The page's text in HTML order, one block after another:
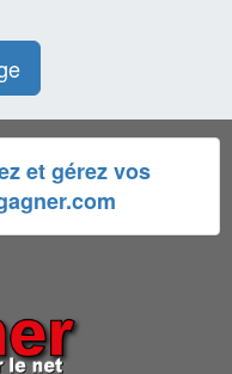
et gérez vos